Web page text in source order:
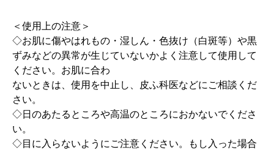
＜使用上の注意＞
◇お肌に傷やはれもの・湿しん・色抜け（白斑等）や黒
ずみなどの異常が生じていないかよく注意して使用して
ください。お肌に合わ
ないときは、使用を中止し、皮ふ科医などにご相談くだ
さい。
◇日のあたるところや高温のところにおかないでくださ
い。
◇目に入らないようにご注意ください。もし入った場合